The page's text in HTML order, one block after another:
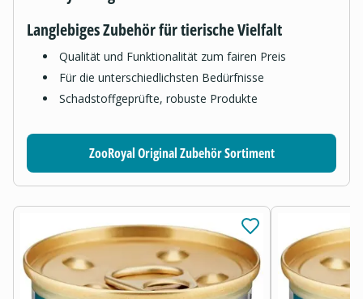
Langlebiges Zubehör für tierische Vielfalt
Qualität und Funktionalität zum fairen Preis
Für die unterschiedlichsten Bedürfnisse
Schadstoffgeprüfte, robuste Produkte
ZooRoyal Original Zubehör Sortiment